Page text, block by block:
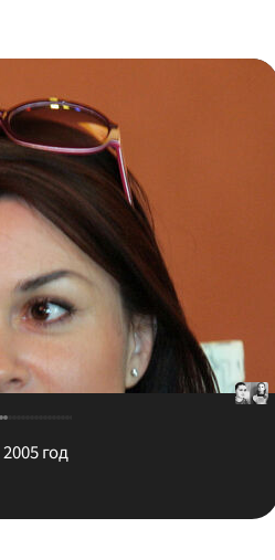
год